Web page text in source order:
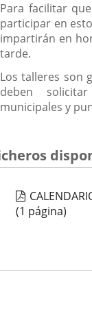
Para facilitar
participar en
impartirán en
tarde.
Los talleres son
deben
municipales y
(1 página)